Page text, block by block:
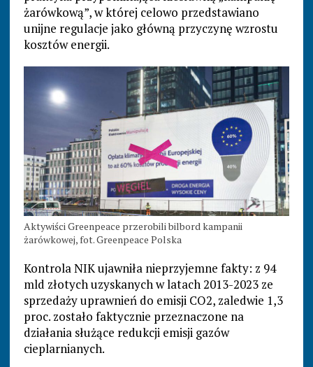
żarówkową”, w której celowo przedstawiano
unijne regulacje jako główną przyczynę wzrostu
kosztów energii.
Aktywiści Greenpeace przerobili bilbord kampanii
żarówkowej, fot. Greenpeace Polska
Kontrola NIK ujawniła nieprzyjemne fakty: z 94
mld złotych uzyskanych w latach 2013-2023 ze
sprzedaży uprawnień do emisji CO2, zaledwie 1,3
proc. zostało faktycznie przeznaczone na
działania służące redukcji emisji gazów
cieplarnianych.